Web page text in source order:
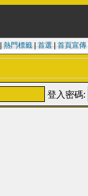
熱門標籤| 首選 首頁宣傳|
登入密碼: